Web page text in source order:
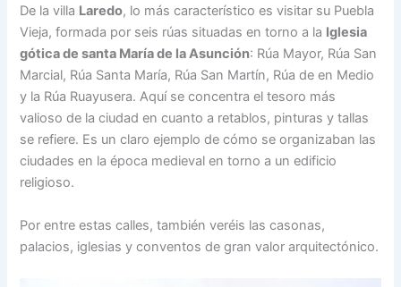
De la villa Laredo, lo más característico es visitar su Puebla
Vieja, formada por seis rúas situadas en torno a la Iglesia
gótica de santa María de la Asunción: Rúa Mayor, Rúa San
Marcial, Rúa Santa María, Rúa San Martín, Rúa de en Medio
y la Rúa Ruayusera. Aquí se concentra el tesoro más
valioso de la ciudad en cuanto a retablos, pinturas y tallas
se refiere. Es un claro ejemplo de cómo se organizaban las
ciudades en la época medieval en torno a un edificio
religioso.
Por entre estas calles, también veréis las casonas,
palacios, iglesias y conventos de gran valor arquitectónico.